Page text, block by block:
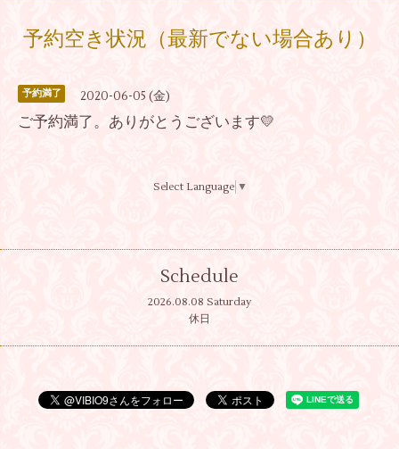
予約空き状況（最新でない場合あり）
予約満了 2020-06-05 (金)
ご予約満了。ありがとうございます💛
Select Language ▼
Schedule
2026.08.08 Saturday
休日